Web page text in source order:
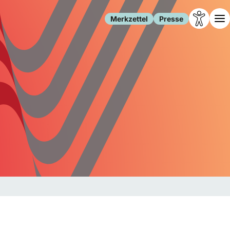
Merkzettel Presse
Leben
Familie
Freizeit
Gesundheit
Internet
Gesellschaft
Forschung
Migration
Polizei